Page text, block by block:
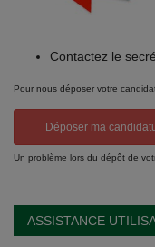
Contactez le
Pour nous déposer votre
Déposer ma
Un problème lors du dépôt de
ASSISTANCE